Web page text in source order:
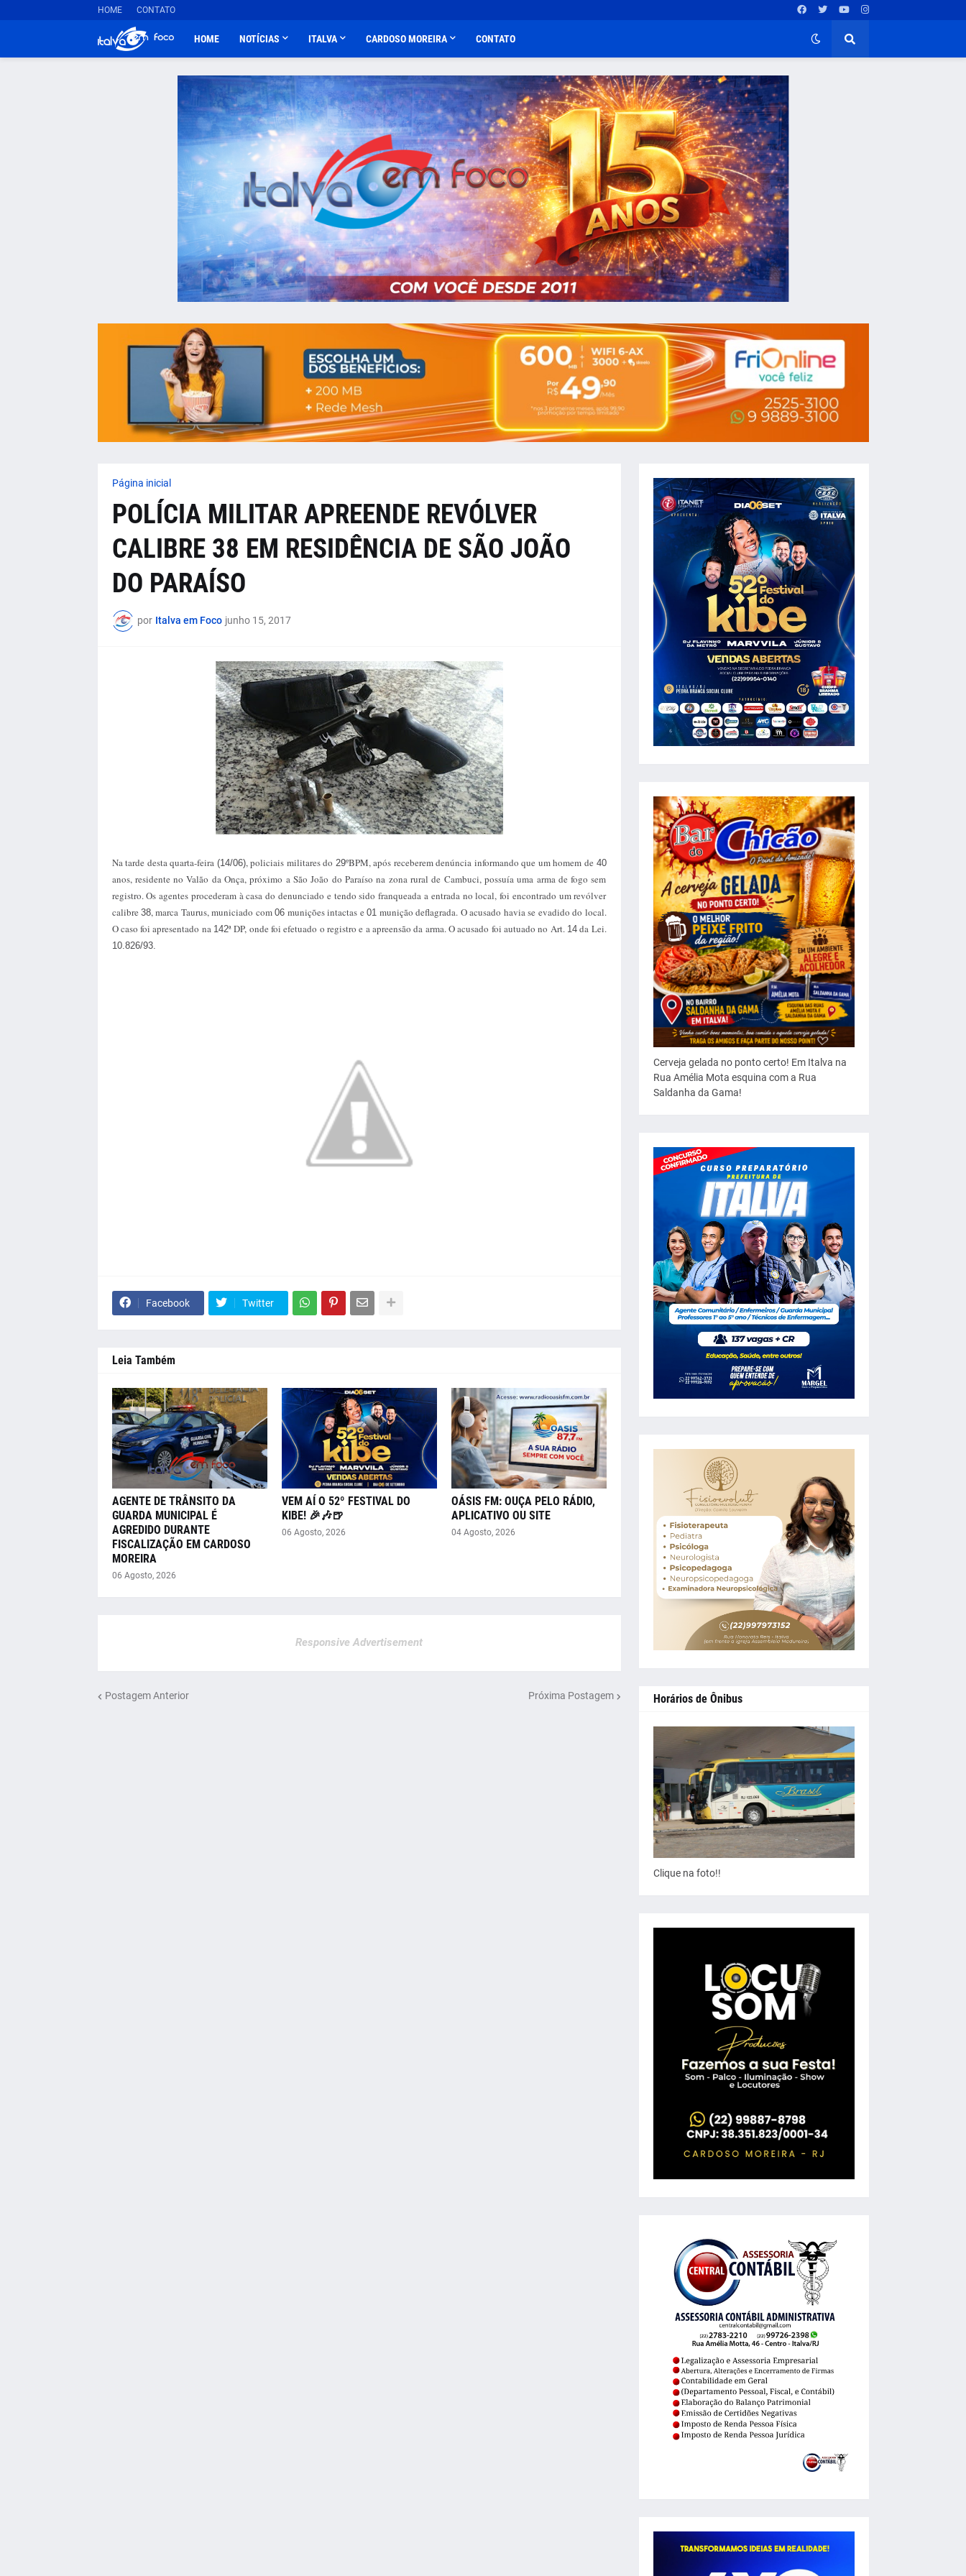
HOME CONTATO
HOME NOTÍCIAS ITALVA CARDOSO MOREIRA CONTATO
Página inicial
POLÍCIA MILITAR APREENDE REVÓLVER
CALIBRE 38 EM RESIDÊNCIA DE SÃO JOÃO
DO PARAÍSO
por Italva em Foco junho 15, 2017
Na tarde desta quarta-feira (14/06), policiais militares do 29ºBPM, após receberem denúncia informando que um homem de 40
anos, residente no Valão da Onça, próximo a São João do Paraíso na zona rural de Cambuci, possuía uma arma de fogo sem
registro. Os agentes procederam à casa do denunciado e tendo sido franqueada a entrada no local, foi encontrado um revólver
calibre 38, marca Taurus, municiado com06 munições intactas e01 munição deflagrada. O acusado havia se evadido do local.
O caso foi apresentado na 142ª DP, onde foi efetuado o registro e a apreensão da arma. O acusado foi autuado no Art. 14da Lei.
10.826/93.
Facebook Twitter
Leia Também
AGENTE DE TRÂNSITO DA
GUARDA MUNICIPAL É
AGREDIDO DURANTE
FISCALIZAÇÃO EM CARDOSO
MOREIRA
06 Agosto, 2026
VEM AÍ O 52º FESTIVAL DO
KIBE! 🎉🎶🍺
06 Agosto, 2026
OÁSIS FM: OUÇA PELO RÁDIO,
APLICATIVO OU SITE
04 Agosto, 2026
Responsive Advertisement
Postagem Anterior Próxima Postagem
Cerveja gelada no ponto certo! Em Italva na
Rua Amélia Mota esquina com a Rua
Saldanha da Gama!
Horários de Ônibus
Clique na foto!!